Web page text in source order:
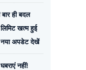
ही बदल
खत्म हुई
नया अपडेट देखें
नहीं!